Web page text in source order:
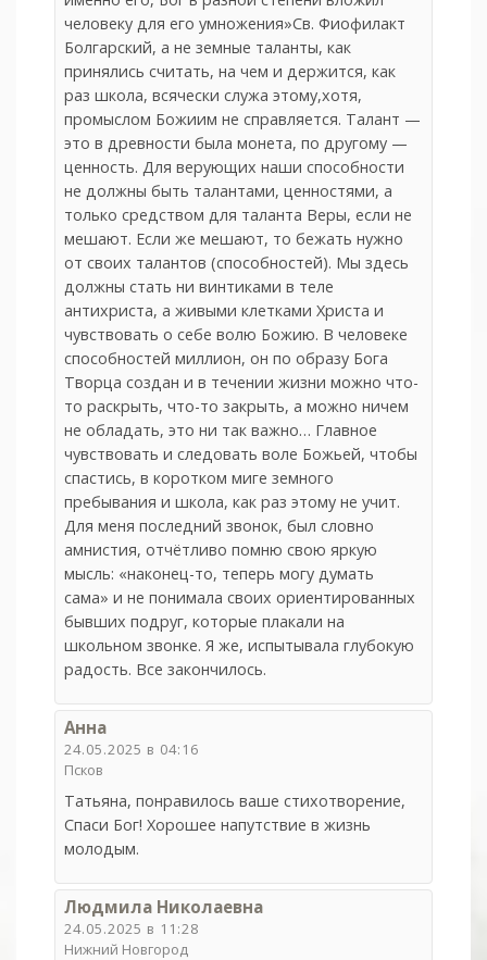
человеку для его умножения»Св. Фиофилакт
Болгарский, а не земные таланты, как
принялись считать, на чем и держится, как
раз школа, всячески служа этому,хотя,
промыслом Божиим не справляется. Талант —
это в древности была монета, по другому —
ценность. Для верующих наши способности
не должны быть талантами, ценностями, а
только средством для таланта Веры, если не
мешают. Если же мешают, то бежать нужно
от своих талантов (способностей). Мы здесь
должны стать ни винтиками в теле
антихриста, а живыми клетками Христа и
чувствовать о себе волю Божию. В человеке
способностей миллион, он по образу Бога
Творца создан и в течении жизни можно что-
то раскрыть, что-то закрыть, а можно ничем
не обладать, это ни так важно… Главное
чувствовать и следовать воле Божьей, чтобы
спастись, в коротком миге земного
пребывания и школа, как раз этому не учит.
Для меня последний звонок, был словно
амнистия, отчётливо помню свою яркую
мысль: «наконец-то, теперь могу думать
сама» и не понимала своих ориентированных
бывших подруг, которые плакали на
школьном звонке. Я же, испытывала глубокую
радость. Все закончилось.
Анна
24.05.2025 в 04:16
Псков
Татьяна, понравилось ваше стихотворение,
Спаси Бог! Хорошее напутствие в жизнь
молодым.
Людмила Николаевна
24.05.2025 в 11:28
Нижний Новгород